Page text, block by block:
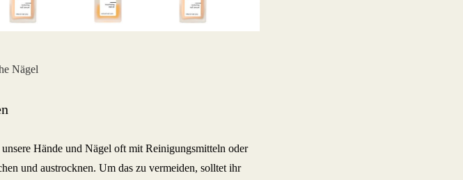
Hände und Nägel oft mit Reinigungsmitteln oder
und austrocknen. Um das zu vermeiden, solltet ihr